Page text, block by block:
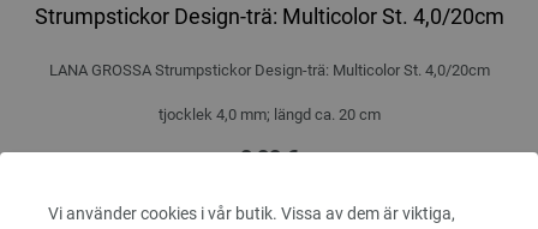
Vi använder cookies i vår butik. Vissa av dem är viktiga,
Strumpstickor Design-trä: Multicolor St. 4,0/20cm
LANA GROSSA Strumpstickor Design-trä: Multicolor St. 4,0/20cm
tjocklek 4,0 mm; längd ca. 20 cm
8,82 €